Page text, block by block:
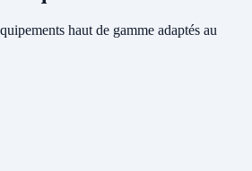
haut de gamme adaptés au